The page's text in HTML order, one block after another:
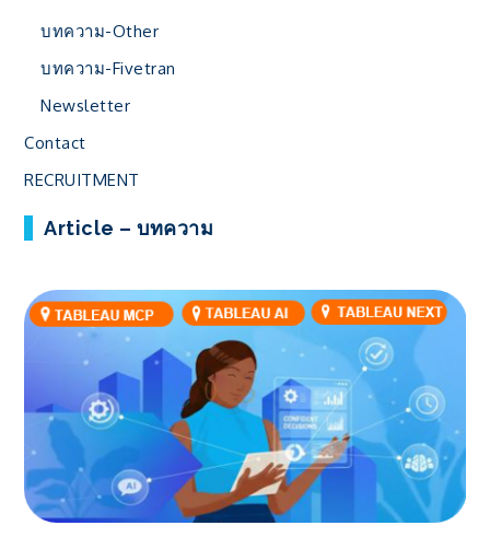
บทความ-Other
บทความ-Fivetran
Newsletter
Contact
RECRUITMENT
Article – บทความ